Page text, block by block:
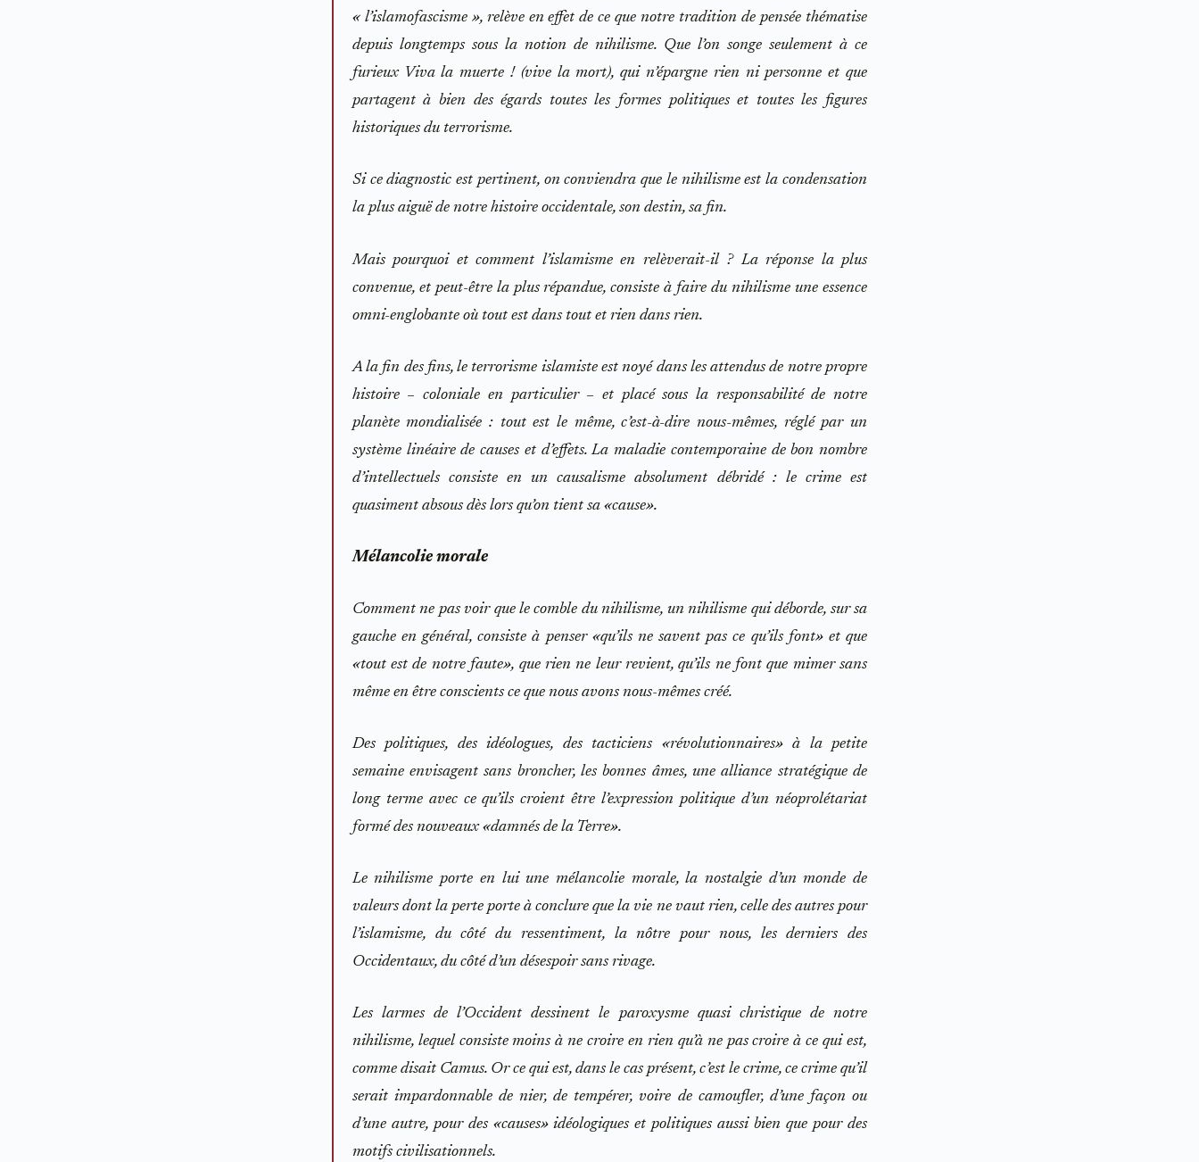
« l’islamofascisme », relève en effet de ce que notre tradition de pensée thématise
depuis longtemps sous la notion de nihilisme. Que l’on songe seulement à ce
furieux Viva la muerte ! (vive la mort), qui n’épargne rien ni personne et que
partagent à bien des égards toutes les formes politiques et toutes les figures
historiques du terrorisme.
Si ce diagnostic est pertinent, on conviendra que le nihilisme est la condensation
la plus aiguë de notre histoire occidentale, son destin, sa fin.
Mais pourquoi et comment l’islamisme en relèverait-il ? La réponse la plus
convenue, et peut-être la plus répandue, consiste à faire du nihilisme une essence
omni-englobante où tout est dans tout et rien dans rien.
A la fin des fins, le terrorisme islamiste est noyé dans les attendus de notre propre
histoire – coloniale en particulier – et placé sous la responsabilité de notre
planète mondialisée : tout est le même, c’est-à-dire nous-mêmes, réglé par un
système linéaire de causes et d’effets. La maladie contemporaine de bon nombre
d’intellectuels consiste en un causalisme absolument débridé : le crime est
quasiment absous dès lors qu’on tient sa «cause».
Mélancolie morale
Comment ne pas voir que le comble du nihilisme, un nihilisme qui déborde, sur sa
gauche en général, consiste à penser «qu’ils ne savent pas ce qu’ils font» et que
«tout est de notre faute», que rien ne leur revient, qu’ils ne font que mimer sans
même en être conscients ce que nous avons nous-mêmes créé.
Des politiques, des idéologues, des tacticiens «révolutionnaires» à la petite
semaine envisagent sans broncher, les bonnes âmes, une alliance stratégique de
long terme avec ce qu’ils croient être l’expression politique d’un néoprolétariat
formé des nouveaux «damnés de la Terre».
Le nihilisme porte en lui une mélancolie morale, la nostalgie d’un monde de
valeurs dont la perte porte à conclure que la vie ne vaut rien, celle des autres pour
l’islamisme, du côté du ressentiment, la nôtre pour nous, les derniers des
Occidentaux, du côté d’un désespoir sans rivage.
Les larmes de l’Occident dessinent le paroxysme quasi christique de notre
nihilisme, lequel consiste moins à ne croire en rien qu’à ne pas croire à ce qui est,
comme disait Camus. Or ce qui est, dans le cas présent, c’est le crime, ce crime qu’il
serait impardonnable de nier, de tempérer, voire de camoufler, d’une façon ou
d’une autre, pour des «causes» idéologiques et politiques aussi bien que pour des
motifs civilisationnels.